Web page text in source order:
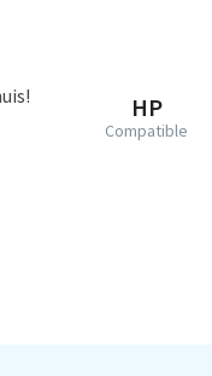
HP
Compatible